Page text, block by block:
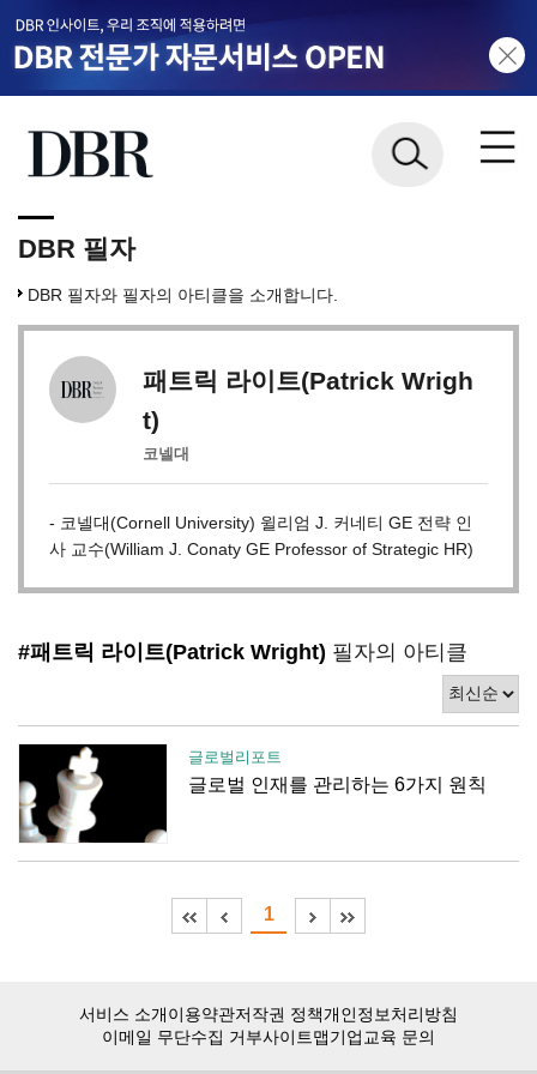
DBR 필자
DBR 필자와 필자의 아티클을 소개합니다.
패트릭 라이트(Patrick Wrigh
t)
코넬대
- 코넬대(Cornell University) 윌리엄 J. 커네티 GE 전략 인
사 교수(William J. Conaty GE Professor of Strategic HR)
#패트릭 라이트(Patrick Wright) 필자의 아티클
글로벌리포트
글로벌 인재를 관리하는 6가지 원칙
1
서비스 소개이용약관저작권 정책개인정보처리방침
이메일 무단수집 거부사이트맵기업교육 문의